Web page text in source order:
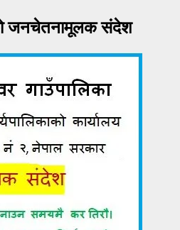
जनचेतनामूलक संदेश